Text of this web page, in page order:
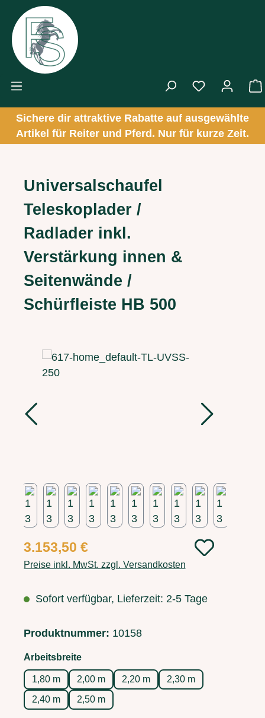
Zum Hauptinhalt springen
Sichere dir attraktive Rabatte auf ausgewählte
Artikel für Reiter und Pferd. Nur für kurze Zeit.
Universalschaufel
Teleskoplader /
Radlader inkl.
Verstärkung innen &
Seitenwände /
Schürfleiste HB 500
Bildergalerie überspringen
Regulärer Preis:
3.153,50 €
Preise inkl. MwSt. zzgl. Versandkosten
Sofort verfügbar, Lieferzeit: 2-5 Tage
Produktnummer: 10158
Arbeitsbreiteauswählen
1,80 m 2,00 m 2,20 m
2,30 m
2,40 m
2,50 m